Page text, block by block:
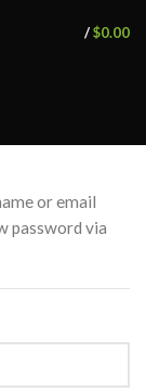
/$0.00
or email
password via